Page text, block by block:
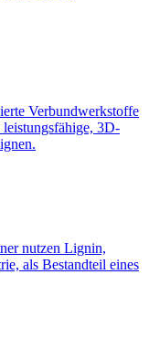
Verbundwerkstoffe
3D-
nutzen Lignin,
als Bestandteil eines